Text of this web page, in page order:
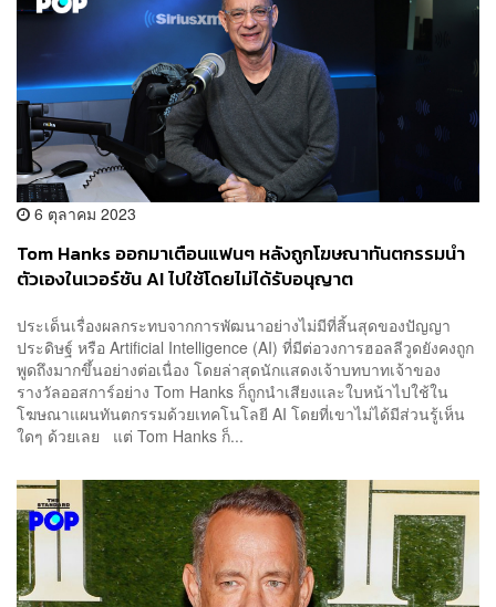
6 ตุลาคม 2023
Tom Hanks ออกมาเตือนแฟนๆ หลังถูกโฆษณาทันตกรรมนำ
ตัวเองในเวอร์ชัน AI ไปใช้โดยไม่ได้รับอนุญาต
ประเด็นเรื่องผลกระทบจากการพัฒนาอย่างไม่มีที่สิ้นสุดของปัญญา
ประดิษฐ์ หรือ Artificial Intelligence (AI) ที่มีต่อวงการฮอลลีวูดยังคงถูก
พูดถึงมากขึ้นอย่างต่อเนื่อง โดยล่าสุดนักแสดงเจ้าบทบาทเจ้าของ
รางวัลออสการ์อย่าง Tom Hanks ก็ถูกนำเสียงและใบหน้าไปใช้ใน
โฆษณาแผนทันตกรรมด้วยเทคโนโลยี AI โดยที่เขาไม่ได้มีส่วนรู้เห็น
ใดๆ ด้วยเลย แต่ Tom Hanks ก็...